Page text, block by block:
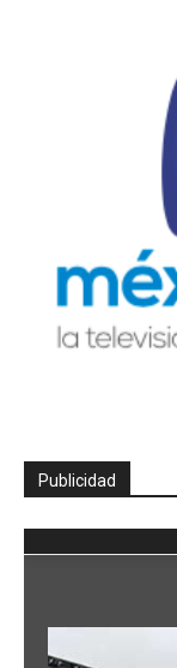
Publicidad